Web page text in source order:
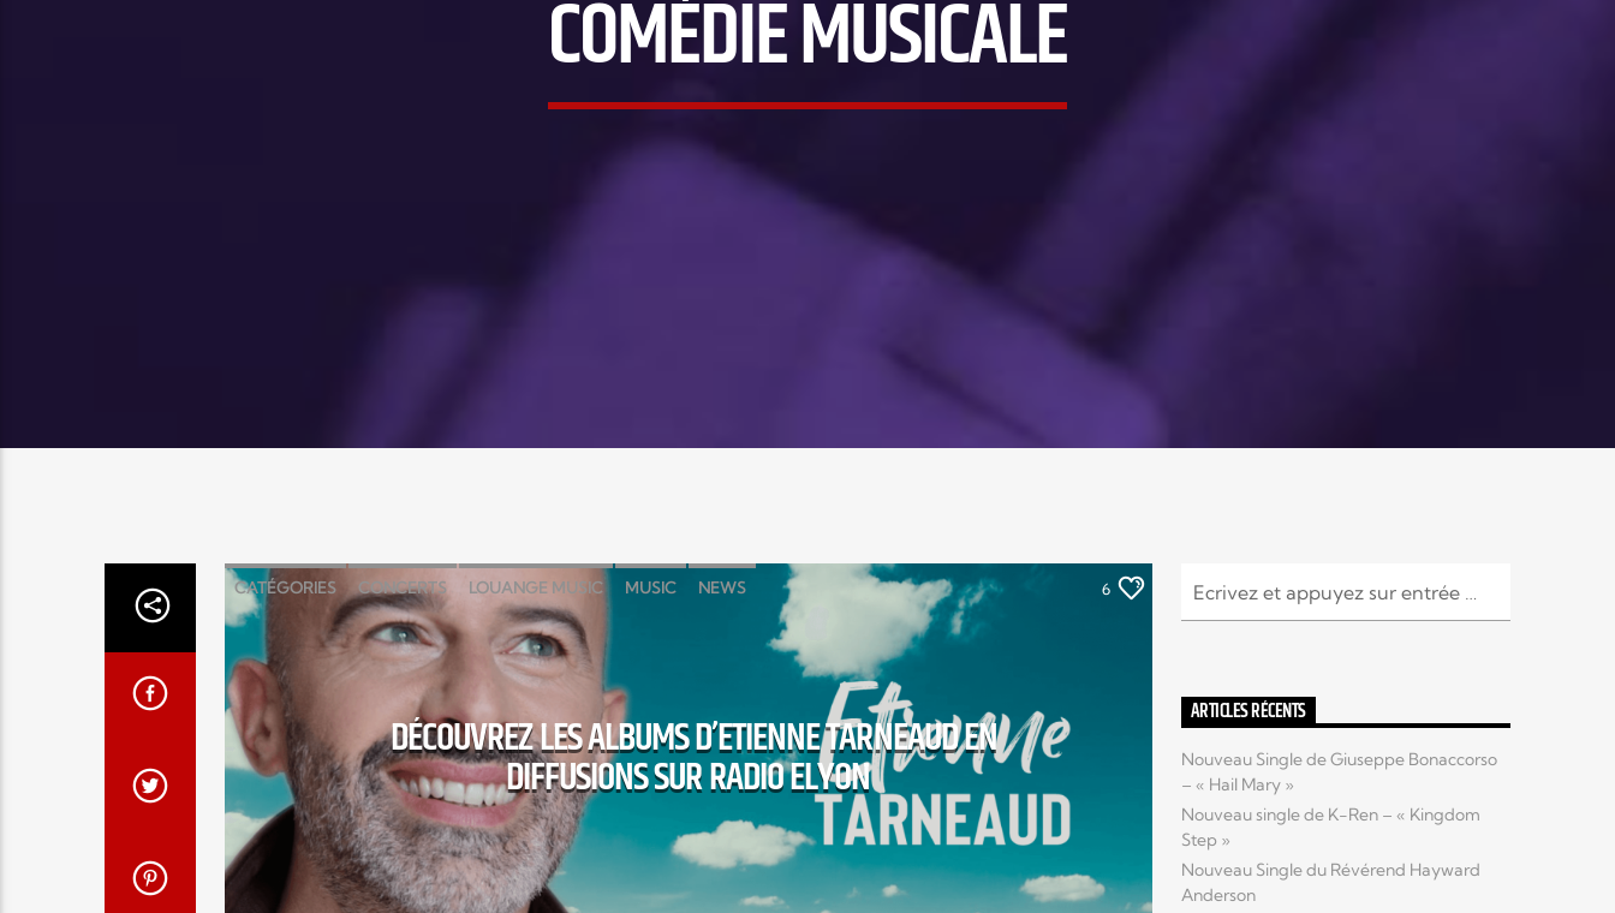
COMÉDIE MUSICALE
CATÉGORIES CONCERTS LOUANGE MUSIC MUSIC NEWS 6
DÉCOUVREZ LES ALBUMS D’ETIENNE TARNEAUD EN
DIFFUSIONS SUR RADIO ELYON
ARTICLES RÉCENTS
Nouveau Single de Giuseppe Bonaccorso
– « Hail Mary »
Nouveau single de K-Ren – « Kingdom
Step »
Nouveau Single du Révérend Hayward
Anderson